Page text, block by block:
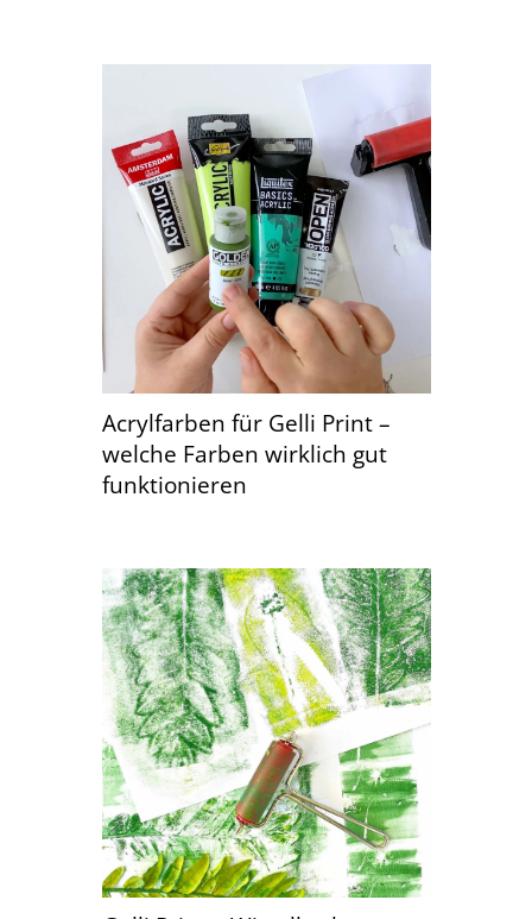
Acrylfarben für Gelli Print –
welche Farben wirklich gut
funktionieren